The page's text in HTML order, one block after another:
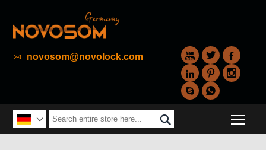
 novosom@novolock.com  






 